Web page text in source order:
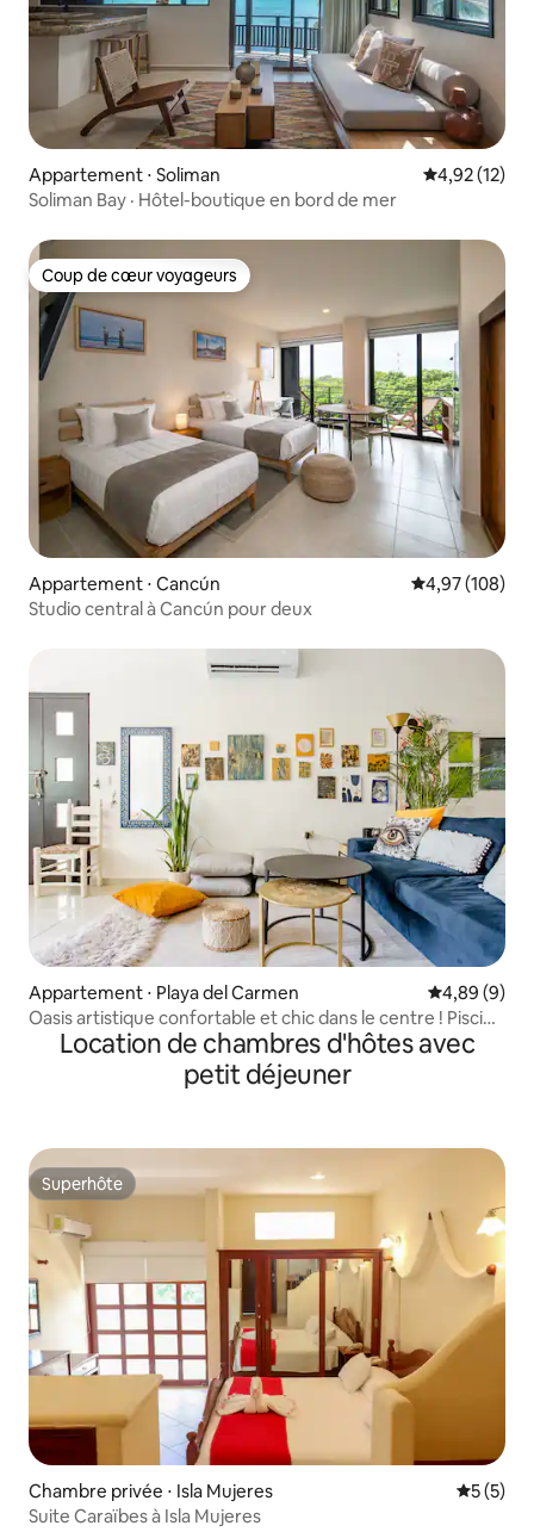
Appartement ⋅ Soliman Évaluation
4,92 (12)
Soliman Bay · Hôtel-boutique en bord de mer
Coup de cœur voyageurs
Coup de cœur voyageurs
Appartement ⋅ Cancún Évaluation
4,97 (108)
Studio central à Cancún pour deux
Appartement ⋅ Playa del Carmen Évaluation
4,89 (9)
Oasis artistique confortable et chic dans le centre ! Piscine
+ plage 2 chambres/2 salles de bain
Location de chambres d'hôtes avec
petit déjeuner
Superhôte
Superhôte
Chambre privée ⋅ Isla Mujeres
5 (5)
Suite Caraïbes à Isla Mujeres